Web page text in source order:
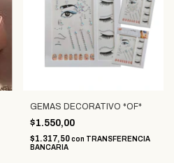
GEMAS DECORATIVO *OF*
$1.550,00
$1.317,50con TRANSFERENCIA
BANCARIA